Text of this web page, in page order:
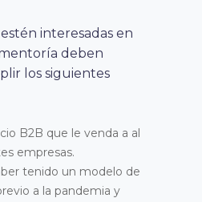
interesadas en
deben
los siguientes
B2B que le venda a al
empresas.
tenido un modelo de
a la pandemia y